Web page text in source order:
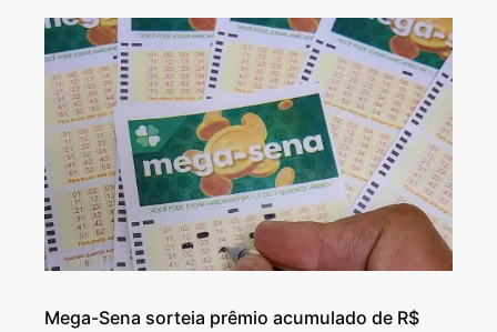
Mega-Sena sorteia prêmio acumulado de R$